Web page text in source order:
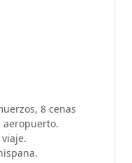
8 cenas
aeropuerto.